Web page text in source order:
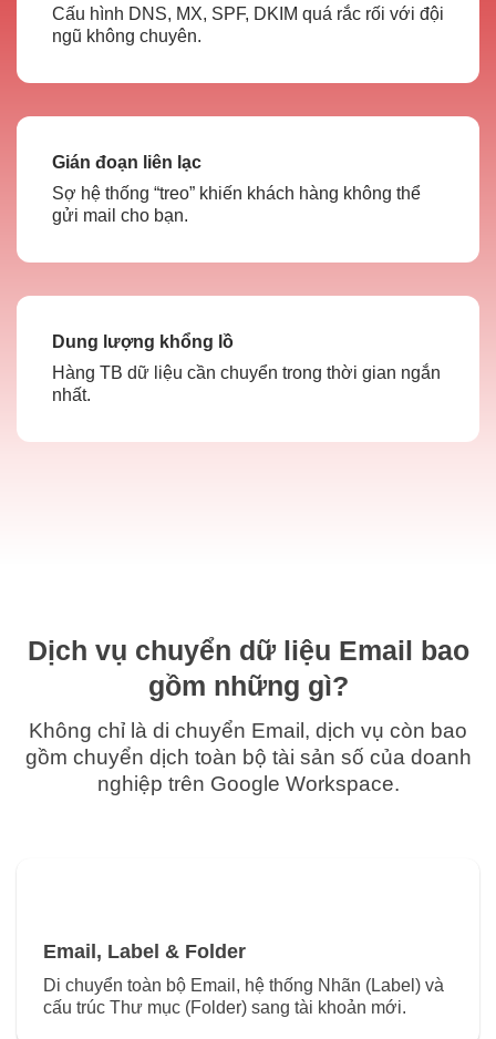
Cấu hình DNS, MX, SPF, DKIM quá rắc rối với đội
ngũ không chuyên.
Gián đoạn liên lạc
Sợ hệ thống “treo” khiến khách hàng không thể
gửi mail cho bạn.
Dung lượng khổng lồ
Hàng TB dữ liệu cần chuyển trong thời gian ngắn
nhất.
Dịch vụ chuyển dữ liệu Email bao
gồm những gì?
Không chỉ là di chuyển Email, dịch vụ còn bao
gồm chuyển dịch toàn bộ tài sản số của doanh
nghiệp trên Google Workspace.
Email, Label & Folder
Di chuyển toàn bộ Email, hệ thống Nhãn (Label) và
cấu trúc Thư mục (Folder) sang tài khoản mới.